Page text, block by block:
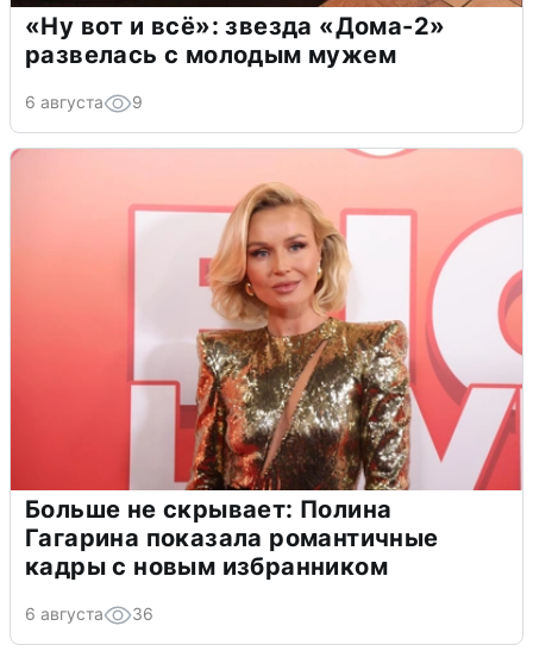
«Ну вот и всё»: звезда «Дома-2»
развелась с молодым мужем
6 августа 9
Больше не скрывает: Полина
Гагарина показала романтичные
кадры с новым избранником
6 августа 36